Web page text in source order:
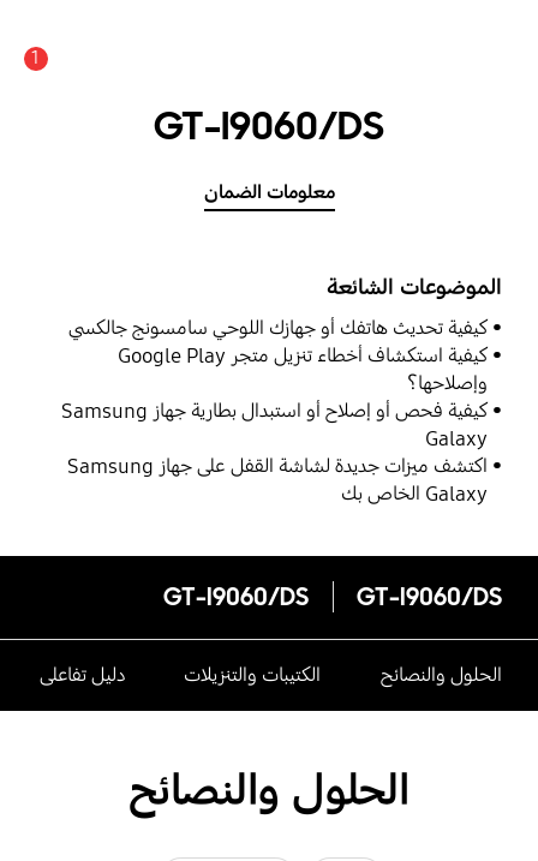
1
GT-I9060/DS
معلومات الضمان
الموضوعات الشائعة
كيفية تحديث هاتفك أو جهازك اللوحي سامسونج جالكسي
كيفية استكشاف أخطاء تنزيل متجر Google Play
وإصلاحها؟
كيفية فحص أو إصلاح أو استبدال بطارية جهاز Samsung
Galaxy
اكتشف ميزات جديدة لشاشة القفل على جهاز Samsung
Galaxy الخاص بك
GT-I9060/DS
GT-I9060/DS
الحلول والنصائح الكتيبات والتنزيلات دليل تفاعلى
الحلول والنصائح